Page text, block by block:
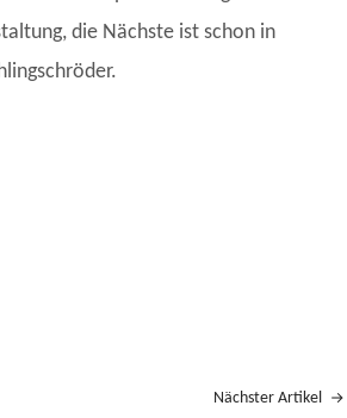
die Nächste ist schon in
Nächster Artikel